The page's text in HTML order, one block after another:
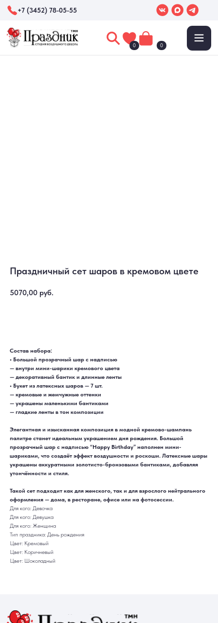
+7 (3452) 78-05-55
0
Праздничный сет шаров в кремовом цвете
5070,00 руб.
Состав набора:
• Большой прозрачный шар с надписью
— внутри мини-шарики кремового цвета
— декоративный бантик и длинные ленты
• Букет из латексных шаров — 7 шт.
— кремовые и жемчужные оттенки
— украшены маленькими бантиками
— гладкие ленты в тон композиции
Элегантная и изысканная композиция в модной кремово-шампань
палитре станет идеальным украшением дня рождения. Большой
прозрачный шар с надписью “Happy Birthday” наполнен мини-
шариками, что создаёт эффект воздушности и роскоши. Латексные шары
украшены аккуратными золотисто-бронзовыми бантиками, добавляя
утончённости и стиля.
Такой сет подходит как для женского, так и для взрослого нейтрального
оформления — дома, в ресторане, офисе или на фотосессии.
Для кого: Девочка
Для кого: Девушка
Для кого: Женщина
Тип праздника: День рождения
Цвет: Кремовый
Цвет: Коричневый
Цвет: Шоколадный
ДОСТАВКА
Ежедневно, круглосуточно
САМОВЫВОЗ
Для мужчин
Для детей
Цифры
Хиты продаж
Акции
Акции
Гарантия и возврат
Наши работы
Контакты
РАБОТАЕМ ЕЖЕДНЕВНО
+7 (3452) 78-05-55
+7 952 678‑05‑55
ТЮМЕНЬ, УЛ. МУРАВЛЕНКО Д. 13
Смотреть в 2ГИССмотреть в Яндекс